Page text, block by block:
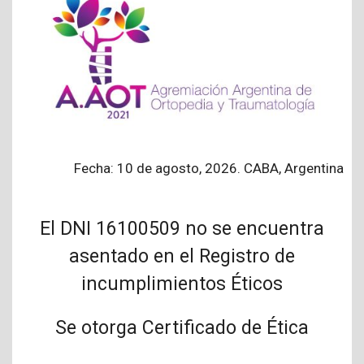
Fecha: 10 de agosto, 2026. CABA, Argentina
El DNI 16100509 no se encuentra
asentado en el Registro de
incumplimientos Éticos
Se otorga Certificado de Ética